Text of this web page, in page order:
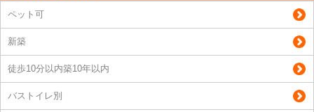
ペット可
新築
徒歩10分以内築10年以内
バストイレ別